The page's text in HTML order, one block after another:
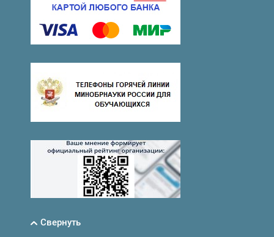
Свернуть